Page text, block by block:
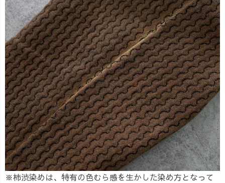
※柿渋染めは、特有の色むら感を生かした染め方となって